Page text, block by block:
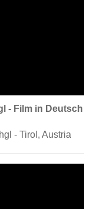
- Film in Deutsch
- Tirol, Austria